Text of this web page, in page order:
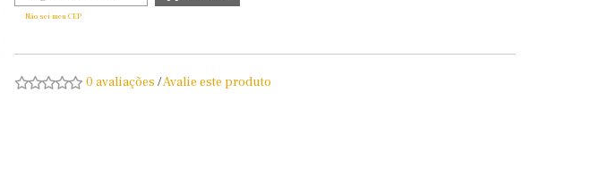
Não sei meu CEP
0 avaliações /Avalie este produto